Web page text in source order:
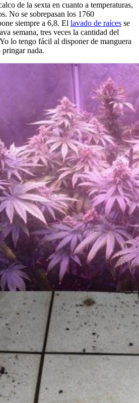
de la sexta en cuanto a temperaturas,
No se sobrepasan los 1760
siempre a 6,8. El lavado de raíces se
semana, tres veces la cantidad del
lo tengo fácil al disponer de manguera
pringar nada.